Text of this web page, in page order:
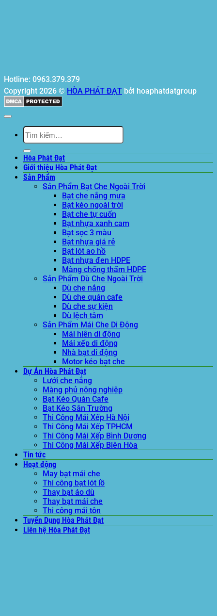
Hotline: 0963.379.379
Copyright 2026 © HÒA PHÁT ĐẠT bởi hoaphatdatgroup
Tìm
kiếm:
Hòa Phát Đạt
Giới thiệu Hòa Phát Đạt
Sản Phẩm
Sản Phẩm Bạt Che Ngoài Trời
Bạt che nắng mưa
Bạt kéo ngoài trời
Bạt che tự cuốn
Bạt nhựa xanh cam
Bạt sọc 3 màu
Bạt nhựa giá rẻ
Bạt lót ao hồ
Bạt nhựa đen HDPE
Màng chống thấm HDPE
Sản Phẩm Dù Che Ngoài Trời
Dù che nắng
Dù che quán cafe
Dù che sự kiện
Dù lệch tâm
Sản Phẩm Mái Che Di Động
Mái hiên di động
Mái xếp di động
Nhà bạt di động
Motor kéo bạt che
Dự Án Hòa Phát Đạt
Lưới che nắng
Màng phủ nông nghiệp
Bạt Kéo Quán Cafe
Bạt Kéo Sân Trường
Thi Công Mái Xếp Hà Nội
Thi Công Mái Xếp TPHCM
Thi Công Mái Xếp Bình Dương
Thi Công Mái Xếp Biên Hòa
Tin tức
Hoạt động
May bạt mái che
Thi công bạt lót lồ
Thay bạt áo dù
Thay bạt mái che
Thi công mái tôn
Tuyển Dụng Hòa Phát Đạt
Liên hệ Hòa Phát Đạt